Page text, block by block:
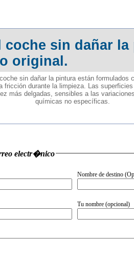
coche sin dañar
original.
sin dañar la pintura están formulados
fricción durante la limpieza. Las
más delgadas, sensibles a las
químicas no específicas.
Enviar esta noticia por correo electr�nico
Nombre de destino
Tu nombre (opcional)